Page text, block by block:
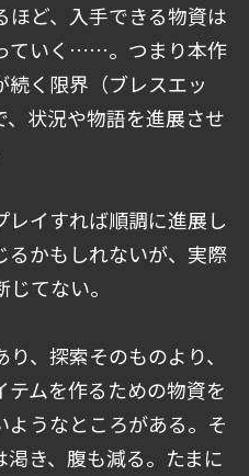
ほど、入手できる物資は
ていく……。つまり本作
続く限界（ブレスエッ
状況や物語を進展させ
レイすれば順調に進展し
るかもしれないが、実際
てない。
、探索そのものより、
ムを作るための物資を
うなところがある。そ
き、腹も減る。たまに